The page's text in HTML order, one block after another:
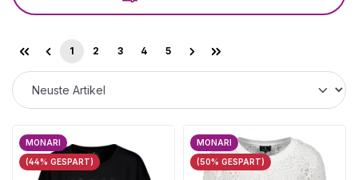
Seite
1 Seite
2 Seite
3 Seite
4 Seite
5
MONARI
(44% GESPART)
MONARI
(50% GESPART)